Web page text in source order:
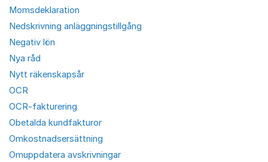
Momsdeklaration
Nedskrivning anläggningstillgång
Negativ lön
Nya råd
Nytt räkenskapsår
OCR
OCR-fakturering
Obetalda kundfakturor
Omkostnadsersättning
Omuppdatera avskrivningar